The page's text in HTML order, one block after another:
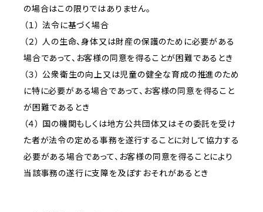
の場合はこの限りではありません。
（１） 法令に基づく場合
（２） 人の生命、身体又は財産の保護のために必要がある
場合であって、お客様の同意を得ることが困難であるとき
（３） 公衆衛生の向上又は児童の健全な育成の推進のため
に特に必要がある場合であって、お客様の同意を得ること
が困難であるとき
（４） 国の機関もしくは地方公共団体又はその委託を受け
た者が法令の定める事務を遂行することに対して協力する
必要がある場合であって、お客様の同意を得ることにより
当該事務の遂行に支障を及ぼすおそれがあるとき